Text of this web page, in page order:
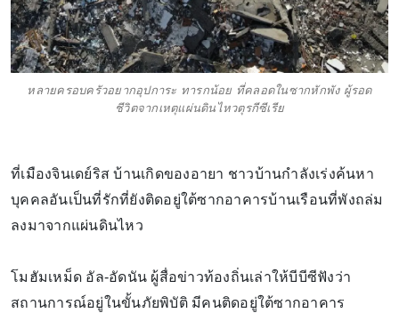
หลายครอบครัวอยากอุปการะ ทารกน้อย ที่คลอดในซากหักพัง ผู้รอด
ชีวิตจากเหตุแผ่นดินไหวตุรกีซีเรีย
ที่เมืองจินเดย์ริส บ้านเกิดของอายา ชาวบ้านกำลังเร่งค้นหา
บุคคลอันเป็นที่รักที่ยังติดอยู่ใต้ซากอาคารบ้านเรือนที่พังถล่ม
ลงมาจากแผ่นดินไหว
โมฮัมเหม็ด อัล-อัดนัน ผู้สื่อข่าวท้องถิ่นเล่าให้บีบีซีฟังว่า
สถานการณ์อยู่ในขั้นภัยพิบัติ มีคนติดอยู่ใต้ซากอาคาร